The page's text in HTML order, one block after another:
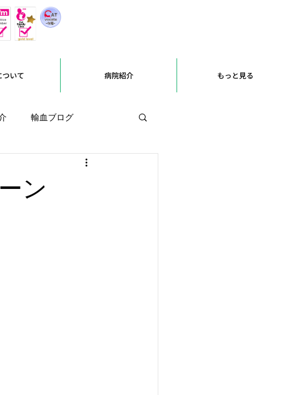
ついて 病院紹介 もっと見る
輸血ブログ
ン